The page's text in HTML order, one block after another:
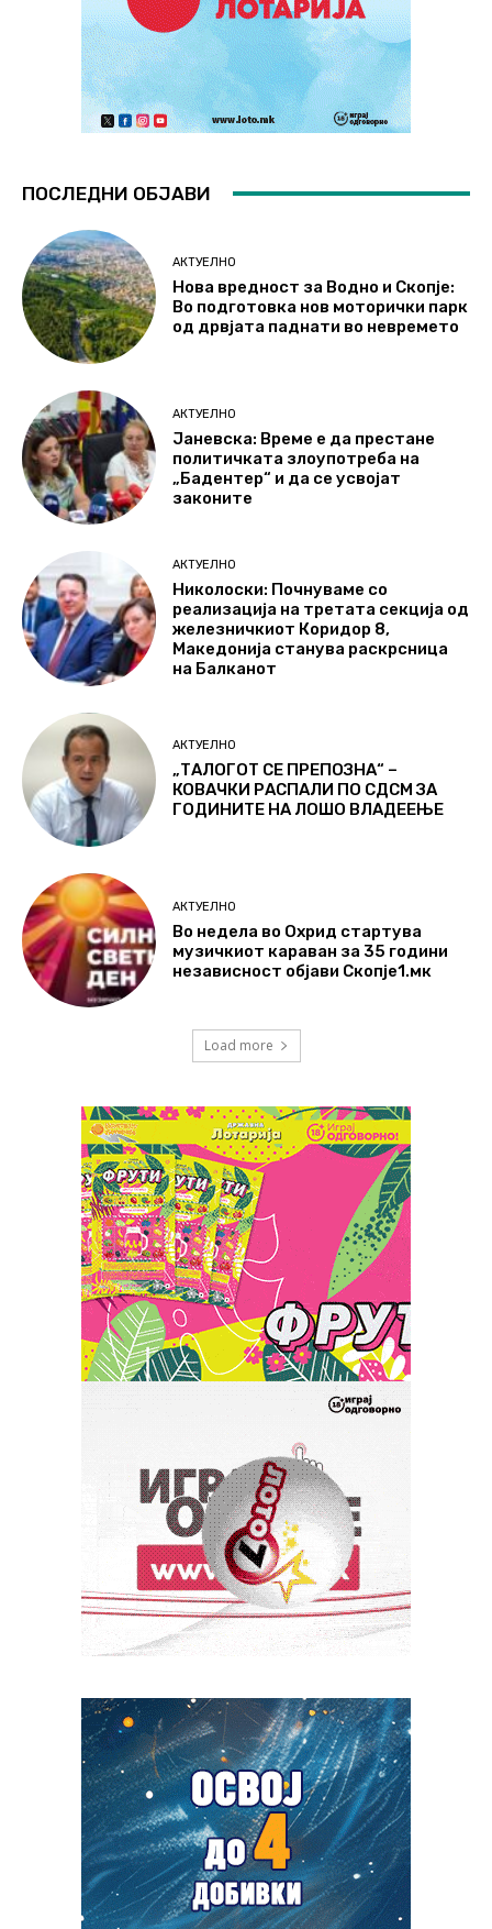
ПОСЛЕДНИ ОБЈАВИ
АКТУЕЛНО
Нова вредност за Водно и Скопје:
Во подготовка нов моторички парк
од дрвјата паднати во невремето
АКТУЕЛНО
Јаневска: Време е да престане
политичката злоупотреба на
„Бадентер“ и да се усвојат
законите
АКТУЕЛНО
Николоски: Почнуваме со
реализација на третата секција од
железничкиот Коридор 8,
Македонија станува раскрсница
на Балканот
АКТУЕЛНО
„ТАЛОГОТ СЕ ПРЕПОЗНА“ –
КОВАЧКИ РАСПАЛИ ПО СДСМ ЗА
ГОДИНИТЕ НА ЛОШО ВЛАДЕЕЊЕ
АКТУЕЛНО
Во недела во Охрид стартува
музичкиот караван за 35 години
независност објави Скопје1.мк
Load more